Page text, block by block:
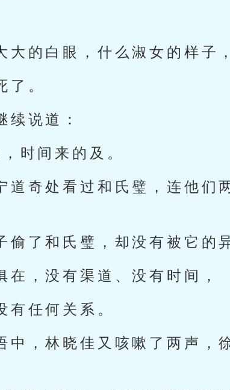
大的白眼，什么淑女的样子
了。
续说道：
时间来的及。
道奇处看过和氏璧，连他们
偷了和氏璧，却没有被它的
在，没有渠道、没有时间，
有任何关系。
中，林晓佳又咳嗽了两声，